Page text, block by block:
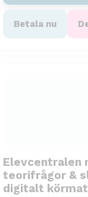
Betala nu
Elevcentralen
teorifrågor &
digitalt